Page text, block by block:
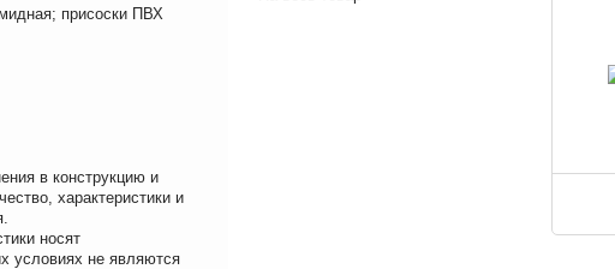
присоски ПВХ
в конструкцию и
характеристики и
носят
условиях не являются